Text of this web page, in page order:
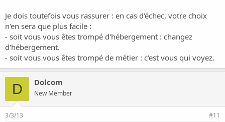
Je dois toutefois vous rassurer : en cas d'échec, votre choix
n'en sera que plus facile :
- soit vous vous êtes trompé d'hébergement : changez
d'hébergement.
- soit vous vous êtes trompé de métier : c'est vous qui voyez.
D Dolcom
New Member
3/3/13 #11